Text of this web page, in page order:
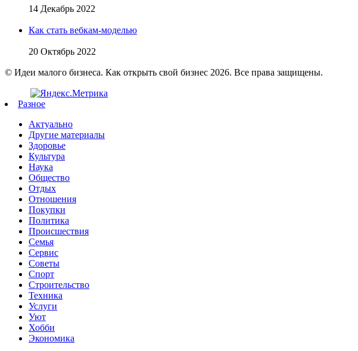
14 Декабрь 2022
Как стать вебкам-моделью
20 Октябрь 2022
© Идеи малого бизнеса. Как открыть свой бизнес 2026. Все права защищены.
Разное
Актуально
Другие материалы
Здоровье
Культура
Наука
Общество
Отдых
Отношения
Покупки
Политика
Происшествия
Семья
Сервис
Советы
Спорт
Строительство
Техника
Услуги
Уют
Хобби
Экономика